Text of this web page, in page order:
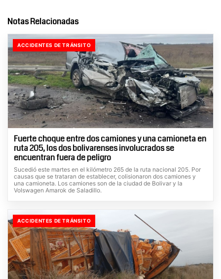
Notas Relacionadas
ACCIDENTES DE TRÁNSITO
Fuerte choque entre dos camiones y una camioneta en
ruta 205, los dos bolivarenses involucrados se
encuentran fuera de peligro
Sucedió este martes en el kilómetro 265 de la ruta nacional 205. Por
causas que se trataran de establecer, colisionaron dos camiones y
una camioneta. Los camiones son de la ciudad de Bolivar y la
Volswagen Amarok de Saladillo.
ACCIDENTES DE TRÁNSITO